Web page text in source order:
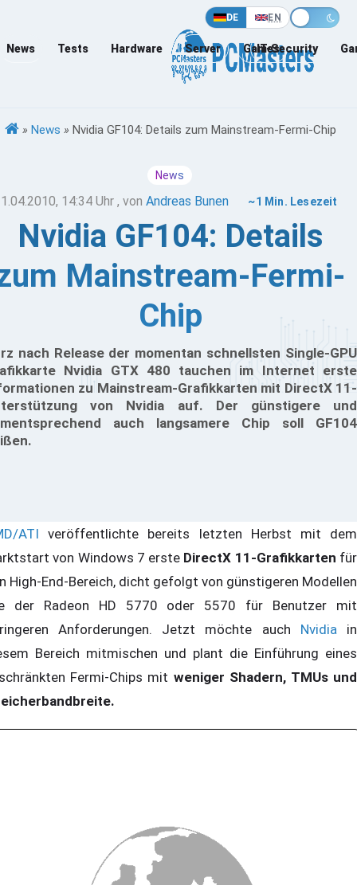
DE EN
News Tests Hardware Server Games
IT-Security
» News » Nvidia GF104: Details zum Mainstream-Fermi-Chip
News
14:34 Uhr , vonAndreas Bunen ~1 Min. Lesezeit
Nvidia GF104: Details
Mainstream-Fermi-
Chip
nach Release der momentan schnellsten Single-GPU
Nvidia GTX 480 tauchen im Internet erste
zu Mainstream-Grafikkarten mit DirectX 11-
von Nvidia auf. Der günstigere und
auch langsamere Chip soll GF104
ATI veröffentlichte bereits letzten Herbst mit dem
von Windows 7 erste DirectX 11-Grafikkarten für
High-End-Bereich, dicht gefolgt von günstigeren Modellen
der Radeon HD 5770 oder 5570 für Benutzer mit
Anforderungen. Jetzt möchte auch Nvidiain
Bereich mitmischen und plant die Einführung eines
Fermi-Chips mit weniger Shadern, TMUs und